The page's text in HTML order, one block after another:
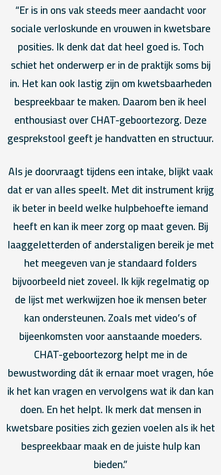
“Er is in ons vak steeds meer aandacht voor
sociale verloskunde en vrouwen in kwetsbare
posities. Ik denk dat dat heel goed is. Toch
schiet het onderwerp er in de praktijk soms bij
in. Het kan ook lastig zijn om kwetsbaarheden
bespreekbaar te maken. Daarom ben ik heel
enthousiast over CHAT-geboortezorg. Deze
gesprekstool geeft je handvatten en structuur.
Als je doorvraagt tijdens een intake, blijkt vaak
dat er van alles speelt. Met dit instrument krijg
ik beter in beeld welke hulpbehoefte iemand
heeft en kan ik meer zorg op maat geven. Bij
laaggeletterden of anderstaligen bereik je met
het meegeven van je standaard folders
bijvoorbeeld niet zoveel. Ik kijk regelmatig op
de lijst met werkwijzen hoe ik mensen beter
kan ondersteunen. Zoals met video’s of
bijeenkomsten voor aanstaande moeders.
CHAT-geboortezorg helpt me in de
bewustwording dát ik ernaar moet vragen, hóe
ik het kan vragen en vervolgens wat ik dan kan
doen. En het helpt. Ik merk dat mensen in
kwetsbare posities zich gezien voelen als ik het
bespreekbaar maak en de juiste hulp kan
bieden.”